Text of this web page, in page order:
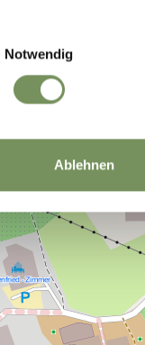
Notwendig
Ablehnen